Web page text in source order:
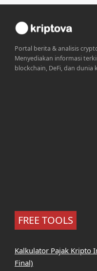
Portal berita & analisis
Menyediakan informasi
blockchain, DeFi, dan dunia
FREE TOOLS
Kalkulator Pajak Kripto
Final)